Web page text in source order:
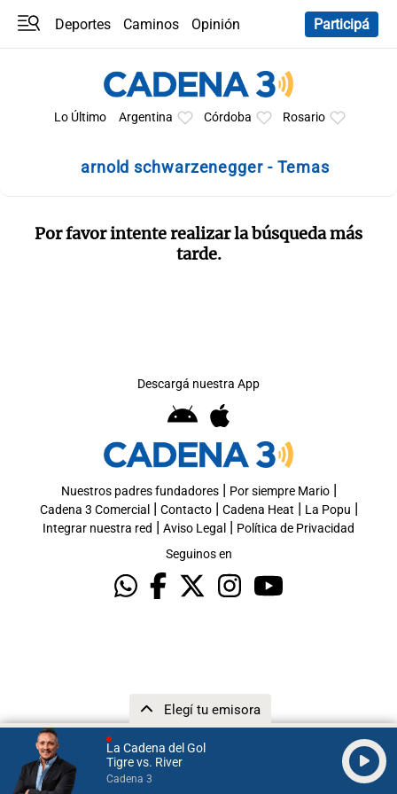
La Cadena del Gol
Tigre vs. River
Cadena 3
Elegí tu emisora
Deportes Caminos
Opinión
Participá
Lo Último Argentina Córdoba Rosario
arnold schwarzenegger - Temas
Por favor intente realizar la búsqueda más
tarde.
Descargá nuestra App
Nuestros padres fundadores| Por siempre Mario|
Cadena 3 Comercial | Contacto| Cadena Heat | La Popu |
Integrar nuestra red | Aviso Legal | Política de Privacidad
Seguinos en